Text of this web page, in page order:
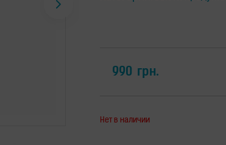
990 грн.
Нет в наличии